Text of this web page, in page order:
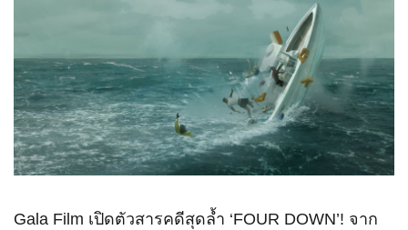
Gala Film เปิดตัวสารคดีสุดล้ำ ‘FOUR DOWN’! จาก